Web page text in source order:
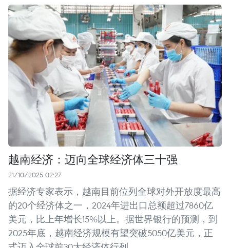
越南经济：迈向全球经济体三十强
21/10/2025 02:27
据经济专家表示，越南目前位列全球对外开放度最高
的20个经济体之一，2024年进出口总额超过7860亿
美元，比上年增长15%以上。据世界银行的预测，到
2025年底，越南经济规模有望突破5050亿美元，正